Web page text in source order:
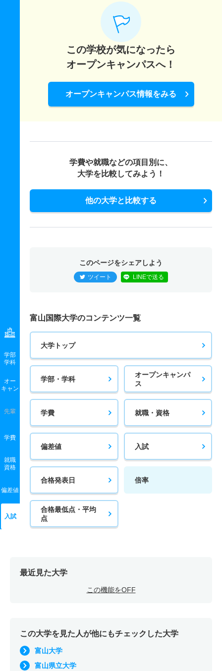
学部
学科
オー
キャン
先輩
学費
就職
資格
偏差値
入試
この学校が気になったら
オープンキャンパスへ！
オープンキャンパス情報をみる
学費や就職などの項目別に、
大学を比較してみよう！
他の大学と比較する
このページをシェアしよう
ツイート LINEで送る
富山国際大学のコンテンツ一覧
大学トップ
学部・学科
オープンキャンパ
ス
学費 就職・資格
偏差値 入試
合格発表日 倍率
合格最低点・平均
点
最近見た大学
この機能をOFF
この大学を見た人が他にもチェックした大学
富山大学
富山県立大学